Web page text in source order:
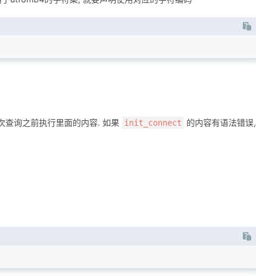
查询之前执行里面的内容. 如果 init_connect
的内容有语法错误,